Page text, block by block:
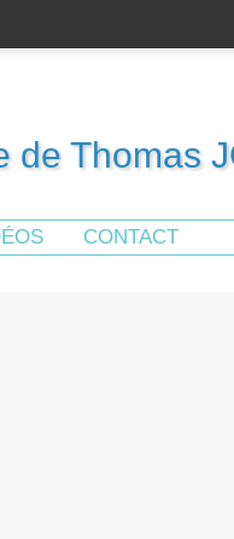
de Thomas
CONTACT